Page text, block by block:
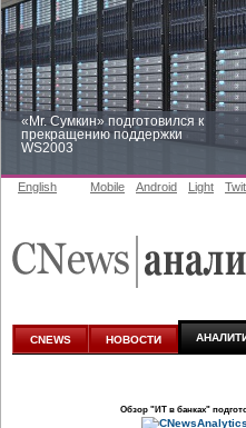
«Mr. Сумкин» подготовился к
прекращению поддержки
WS2003
аналитике
English Mobile Android Light
CNEWS НОВОСТИ
Обзор "ИТ в банках"